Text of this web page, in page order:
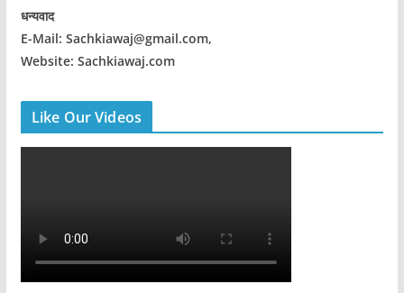
धन्यवाद
E-Mail: Sachkiawaj@gmail.com,
Website: Sachkiawaj.com
Like Our Videos